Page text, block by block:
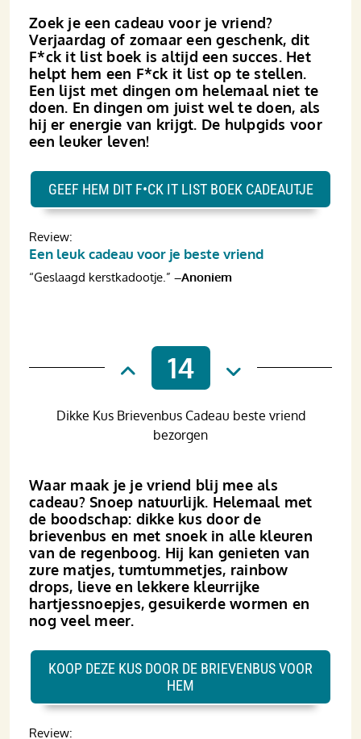
Zoek je een cadeau voor je vriend?
Verjaardag of zomaar een geschenk, dit
F*ck it list boek is altijd een succes. Het
helpt hem een F*ck it list op te stellen.
Een lijst met dingen om helemaal niet te
doen. En dingen om juist wel te doen, als
hij er energie van krijgt. De hulpgids voor
een leuker leven!
Review:
Een leuk cadeau voor je beste vriend
“Geslaagd kerstkadootje.” –Anoniem
GEEF HEM DIT F•CK IT LIST BOEK CADEAUTJE
14
Waar maak je je vriend blij mee als
cadeau? Snoep natuurlijk. Helemaal met
de boodschap: dikke kus door de
brievenbus en met snoek in alle kleuren
van de regenboog. Hij kan genieten van
zure matjes, tumtummetjes, rainbow
drops, lieve en lekkere kleurrijke
hartjessnoepjes, gesuikerde wormen en
nog veel meer.
Dikke Kus Brievenbus Cadeau beste vriend
bezorgen
Review:
KOOP DEZE KUS DOOR DE BRIEVENBUS VOOR
HEM